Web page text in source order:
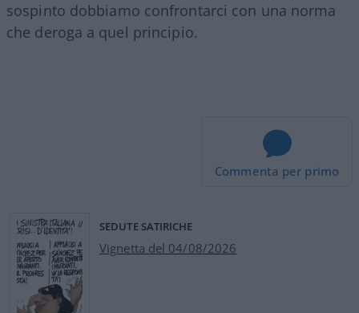
sospinto dobbiamo confrontarci con una norma
che deroga a quel principio.
Commenta per primo
SEDUTE SATIRICHE
Vignetta del 04/08/2026